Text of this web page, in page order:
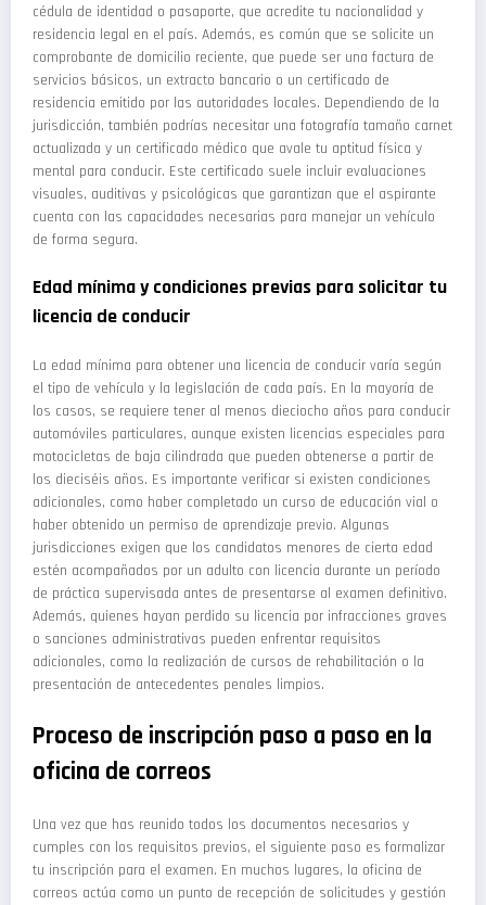
cédula de identidad o pasaporte, que acredite tu nacionalidad y
residencia legal en el país. Además, es común que se solicite un
comprobante de domicilio reciente, que puede ser una factura de
servicios básicos, un extracto bancario o un certificado de
residencia emitido por las autoridades locales. Dependiendo de la
jurisdicción, también podrías necesitar una fotografía tamaño carnet
actualizada y un certificado médico que avale tu aptitud física y
mental para conducir. Este certificado suele incluir evaluaciones
visuales, auditivas y psicológicas que garantizan que el aspirante
cuenta con las capacidades necesarias para manejar un vehículo
de forma segura.
Edad mínima y condiciones previas para solicitar tu
licencia de conducir
La edad mínima para obtener una licencia de conducir varía según
el tipo de vehículo y la legislación de cada país. En la mayoría de
los casos, se requiere tener al menos dieciocho años para conducir
automóviles particulares, aunque existen licencias especiales para
motocicletas de baja cilindrada que pueden obtenerse a partir de
los dieciséis años. Es importante verificar si existen condiciones
adicionales, como haber completado un curso de educación vial o
haber obtenido un permiso de aprendizaje previo. Algunas
jurisdicciones exigen que los candidatos menores de cierta edad
estén acompañados por un adulto con licencia durante un período
de práctica supervisada antes de presentarse al examen definitivo.
Además, quienes hayan perdido su licencia por infracciones graves
o sanciones administrativas pueden enfrentar requisitos
adicionales, como la realización de cursos de rehabilitación o la
presentación de antecedentes penales limpios.
Proceso de inscripción paso a paso en la
oficina de correos
Una vez que has reunido todos los documentos necesarios y
cumples con los requisitos previos, el siguiente paso es formalizar
tu inscripción para el examen. En muchos lugares, la oficina de
correos actúa como un punto de recepción de solicitudes y gestión